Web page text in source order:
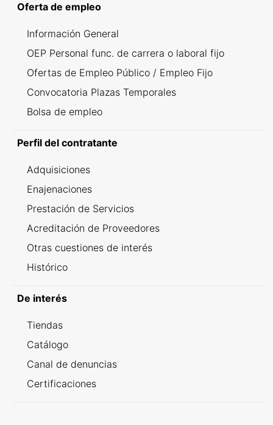
Oferta de empleo
Información General
OEP Personal func. de carrera o laboral fijo
Ofertas de Empleo Público / Empleo Fijo
Convocatoria Plazas Temporales
Bolsa de empleo
Perfil del contratante
Adquisiciones
Enajenaciones
Prestación de Servicios
Acreditación de Proveedores
Otras cuestiones de interés
Histórico
De interés
Tiendas
Catálogo
Canal de denuncias
Certificaciones